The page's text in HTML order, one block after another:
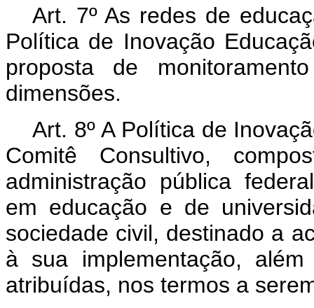
Art. 7º As redes de
Política de Inovação
proposta de
dimensões.
Art. 8º A Política de
Comitê Consultivo,
administração pública
em educação e de
sociedade civil, destinado a
à sua implementação,
atribuídas, nos termos a